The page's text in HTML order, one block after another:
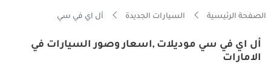
الصفحة الرئيسية السيارات الجديدة أل اي في سي
أل اي في سي موديلات ,اسعار وصور السيارات في
الامارات